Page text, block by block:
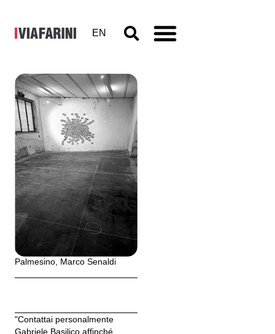
EN
Multiplicity
– Mappe
4 - 11 dicembre 1995
a cura di Stefano Boeri,
Alessandro Rocca, Mirko
Zardini, Cino Zucchi. con
Marco Brega, Alessandra
Galletta, Cristina Morozzi, John
Palmesino, Marco Senaldi
"Contattai personalmente
Gabriele Basilico affinché